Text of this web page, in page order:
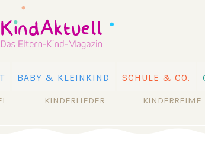
BABY & KLEINKIND SCHULE & CO.
KINDERLIEDER KINDERREIME